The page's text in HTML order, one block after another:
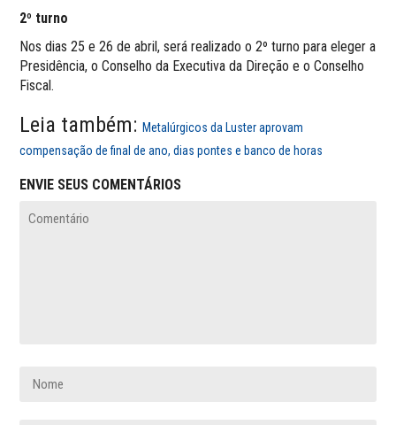
2º turno
Nos dias 25 e 26 de abril, será realizado o 2º turno para eleger a
Presidência, o Conselho da Executiva da Direção e o Conselho
Fiscal.
Leia também:Metalúrgicos da Luster aprovam
compensação de final de ano, dias pontes e banco de horas
ENVIE SEUS COMENTÁRIOS